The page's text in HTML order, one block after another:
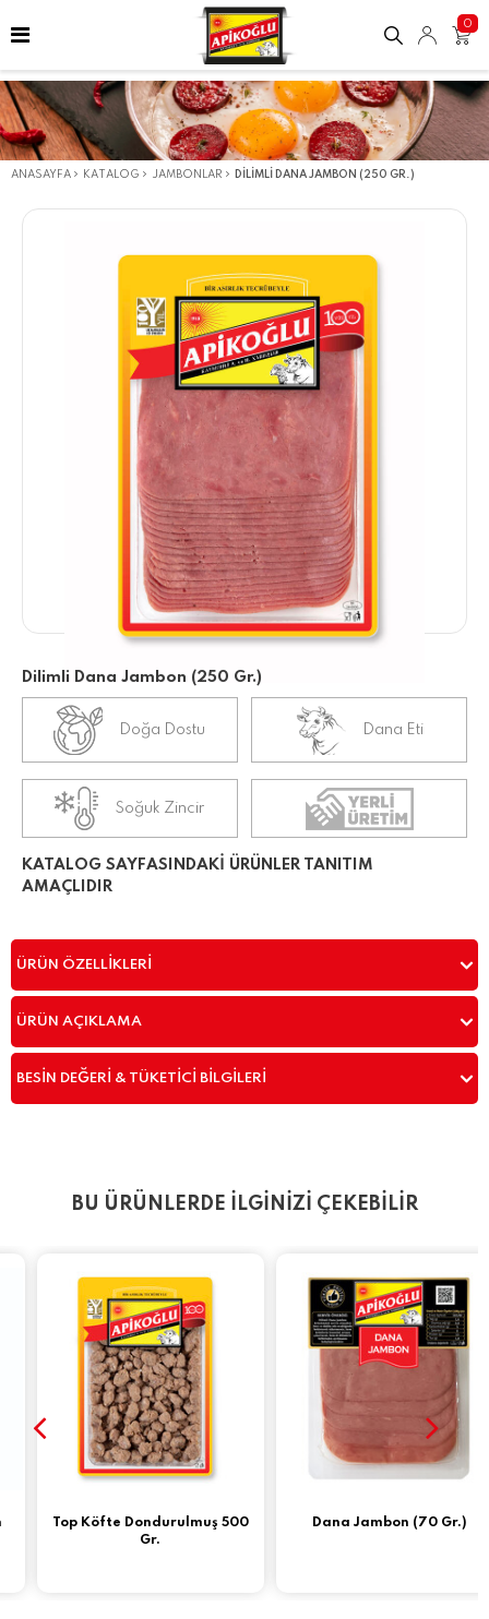
0
ANASAYFA KATALOG JAMBONLAR DILIMLI DANA JAMBON (250 GR.)
Dilimli Dana Jambon (250 Gr.)
Doğa Dostu Dana Eti
Soğuk Zincir
KATALOG SAYFASINDAKİ ÜRÜNLER TANITIM
AMAÇLIDIR
ÜRÜN ÖZELLIKLERI
ÜRÜN AÇIKLAMA
BESIN DEĞERI & TÜKETICI BILGILERI
BU ÜRÜNLERDE İLGİNİZİ ÇEKEBİLİR
Top Köfte Dondurulmuş 500
Dana Jambon (70 Gr.)